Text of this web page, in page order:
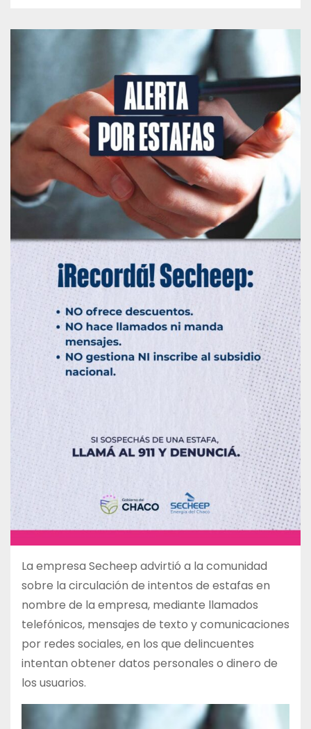
La empresa Secheep advirtió a la comunidad
sobre la circulación de intentos de estafas en
nombre de la empresa, mediante llamados
telefónicos, mensajes de texto y comunicaciones
por redes sociales, en los que delincuentes
intentan obtener datos personales o dinero de
los usuarios.